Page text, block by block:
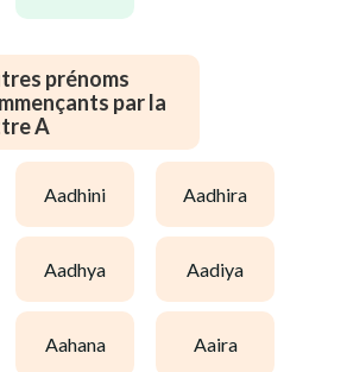
prénoms
par la
A
aadhini aadhira
aadhya aadiya
aahana aaira